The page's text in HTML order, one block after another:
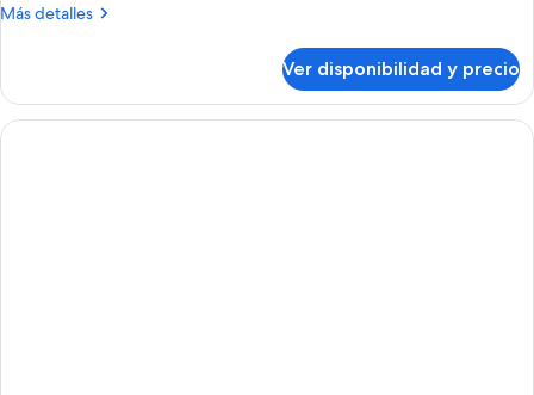
Más detalles
Más
Ver disponibilidad y precio